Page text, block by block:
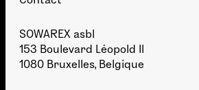
SOWAREX asbl
153 Boulevard Léopold II
1080 Bruxelles, Belgique